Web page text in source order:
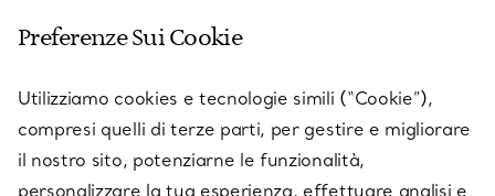
SU TIFFANY & CO.
Preferenze Sui Cookie
Utilizziamo cookies e tecnologie simili (“Cookie”),
compresi quelli di terze parti, per gestire e migliorare
il nostro sito, potenziarne le funzionalità,
personalizzare la tua esperienza, effettuare analisi e